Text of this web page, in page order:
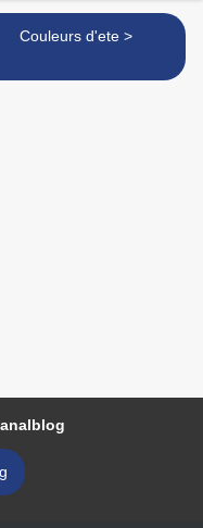
Couleurs d'ete >